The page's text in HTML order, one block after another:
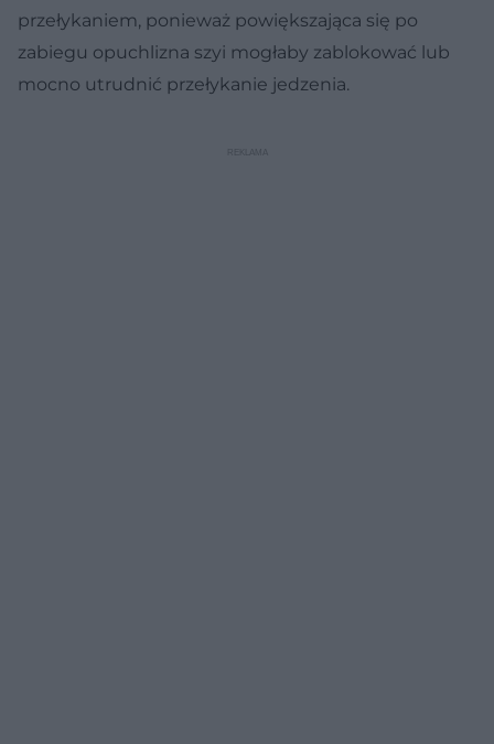
przełykaniem, ponieważ powiększająca się po
zabiegu opuchlizna szyi mogłaby zablokować lub
mocno utrudnić przełykanie jedzenia.